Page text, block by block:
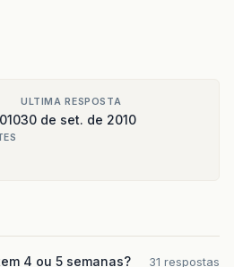
ULTIMA RESPOSTA
30 de set. de 2010
4 ou 5 semanas?
31 respostas